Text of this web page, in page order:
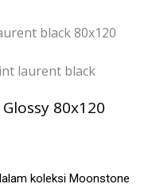
80x120
koleksi Moonstone